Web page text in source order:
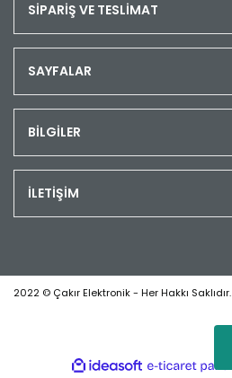
SİPARİŞ VE TESLİMAT
SAYFALAR
BİLGİLER
İLETİŞİM
2022 © Çakır Elektronik - Her Hakkı Saklıdır.
ideasoft